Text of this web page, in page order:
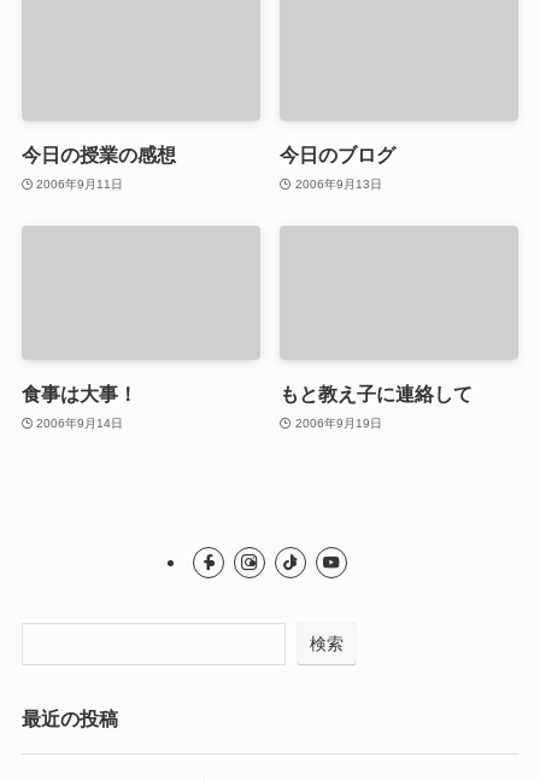
今日の授業の感想
2006年9月11日
今日のブログ
2006年9月13日
食事は大事！
2006年9月14日
もと教え子に連絡して
2006年9月19日
検索
最近の投稿